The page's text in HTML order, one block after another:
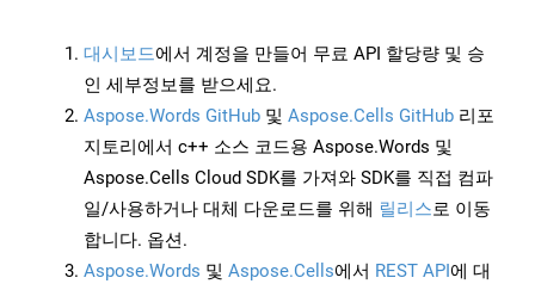
대시보드에서 계정을 만들어 무료 API 할당량 및 승
인 세부정보를 받으세요.
Aspose.Words GitHub 및 Aspose.Cells GitHub 리포
지토리에서 c++ 소스 코드용 Aspose.Words 및
Aspose.Cells Cloud SDK를 가져와 SDK를 직접 컴파
일/사용하거나 대체 다운로드를 위해 릴리스로 이동
합니다. 옵션.
Aspose.Words 및 Aspose.Cells에서 REST API에 대